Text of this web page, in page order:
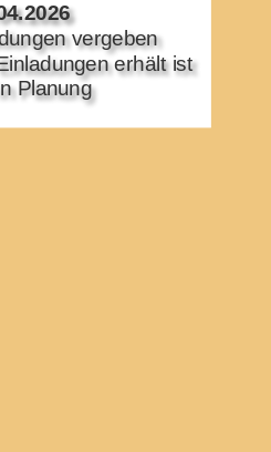
vergeben
erhält ist
Planung